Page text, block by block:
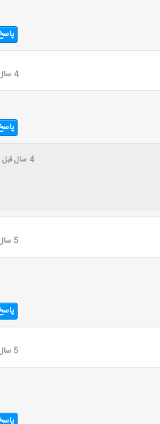
4 سال قبل
4 سال قبل
5 سال قبل
5 سال قبل